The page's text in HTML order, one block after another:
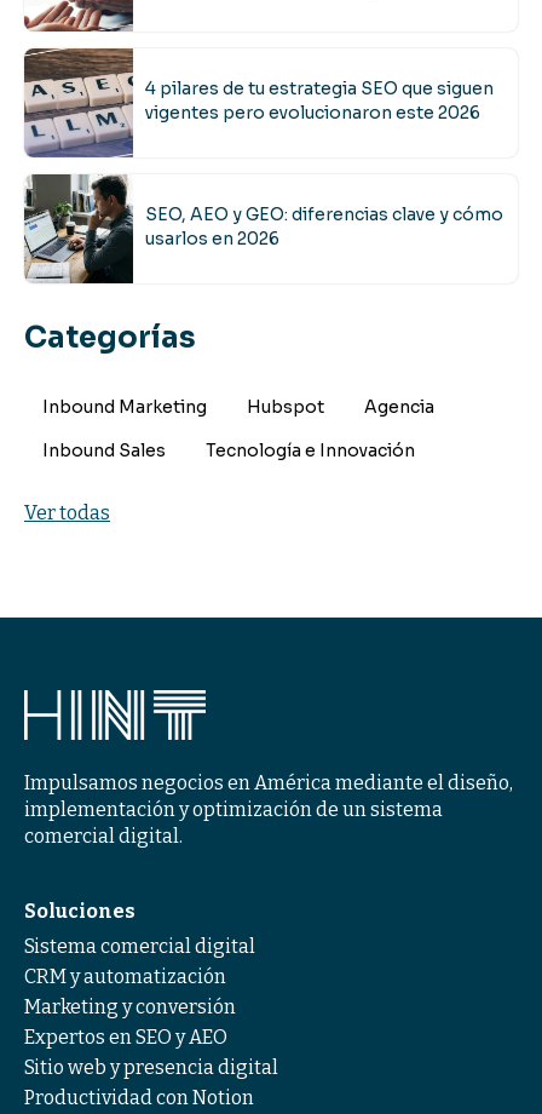
4 pilares de tu estrategia SEO que siguen
vigentes pero evolucionaron este 2026
SEO, AEO y GEO: diferencias clave y cómo
usarlos en 2026
Categorías
Inbound Marketing Hubspot
Agencia
Inbound Sales
Tecnología e Innovación
Ver todas
Impulsamos negocios en América mediante el diseño,
implementación y optimización de un sistema
comercial digital.
Soluciones
Sistema comercial digital
CRM y automatización
Marketing y conversión
Expertos en SEO y AEO
Sitio web y presencia digital
Productividad con Notion